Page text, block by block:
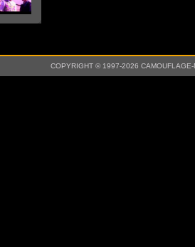
COPYRIGHT © 1997-2026 CAMOUFLAGE-